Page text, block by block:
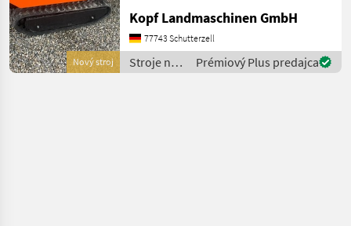
Nový stroj
Mini Dumper Baujahr 2021
Manufaktur: Plus Power
Modell: D50HB Engine: B+S
Net weight: 255,
Kopf Landmaschinen GmbH
77743 Schutterzell
Stroje na
stavbu /
Prémiový Plus predajca